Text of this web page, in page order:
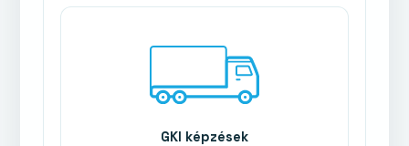
GKI képzések